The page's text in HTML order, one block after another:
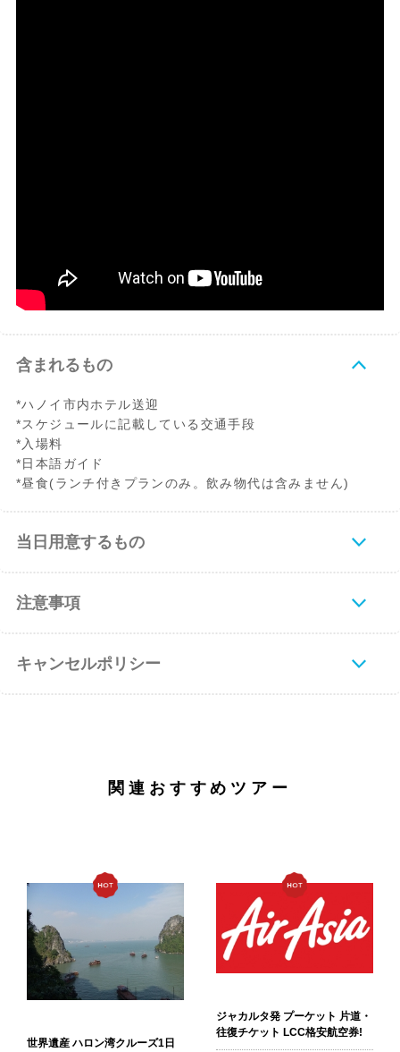
含まれるもの
*ハノイ市内ホテル送迎
*スケジュールに記載している交通手段
*入場料
*日本語ガイド
*昼食(ランチ付きプランのみ。飲み物代は含みません)
当日用意するもの
注意事項
キャンセルポリシー
関連おすすめツアー
世界遺産 ハロン湾クルーズ1日
ジャカルタ発 プーケット 片道・
往復チケット LCC格安航空券!